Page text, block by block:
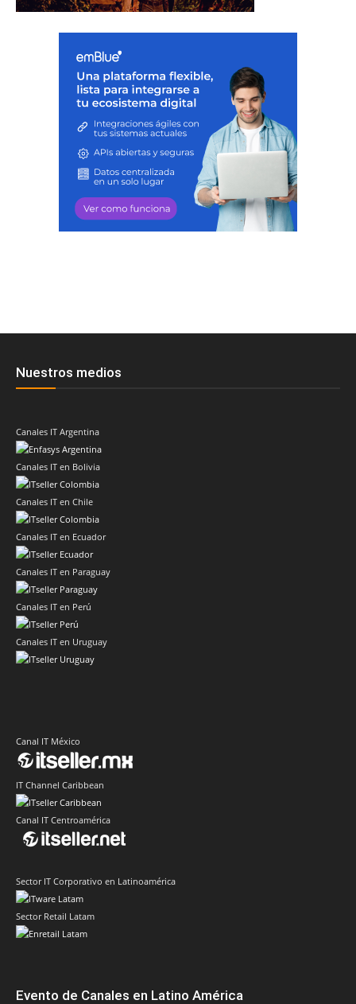
Nuestros medios
Canales IT Argentina
Canales IT en Bolivia
Canales IT en Chile
Canales IT en Ecuador
Canales IT en Paraguay
Canales IT en Perú
Canales IT en Uruguay
Canal IT México
IT Channel Caribbean
Canal IT Centroamérica
Sector IT Corporativo en Latinoamérica
Sector Retail Latam
Evento de Canales en Latino América